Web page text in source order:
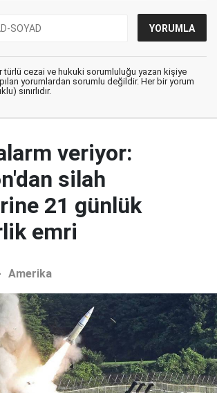
türlü cezai ve hukuki sorumluluğu yazan kişiye
yorumlardan sorumlu değildir. Her bir yorum
sınırlıdır.
veriyor:
silah
21 günlük
emri
Amerika